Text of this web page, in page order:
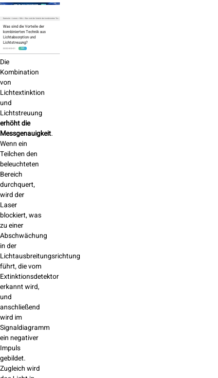
Startseite>Lernen>Wiki>Was sind die Vorteile der kombinierten Technik aus Lichtabsorption und Lichtstreuung?
Was sind die Vorteile der
kombinierten Technik aus
Lichtabsorption und
Lichtstreuung?
2023-05-01 WIKI
Die
Kombination
von
Lichtextinktion
und
Lichtstreuung
erhöht die
Messgenauigkeit.
Wenn ein
Teilchen den
beleuchteten
Bereich
durchquert,
wird der
Laser
blockiert, was
zu einer
Abschwächung
in der
Lichtausbreitungsrichtung
führt, die vom
Extinktionsdetektor
erkannt wird,
und
anschließend
wird im
Signaldiagramm
ein negativer
Impuls
gebildet.
Zugleich wird